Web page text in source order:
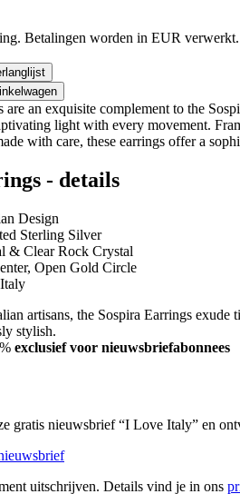
Betalingen worden in EUR verwerkt.
are an exquisite complement to the
light with every movement.
with care, these earrings offer a
- details
Design
Sterling Silver
& Clear Rock Crystal
Open Gold Circle
artisans, the Sospira Earrings exude
stylish.
exclusief voor nieuwsbriefabonnees
gratis nieuwsbrief “I Love Italy” en
uitschrijven. Details vind je in ons